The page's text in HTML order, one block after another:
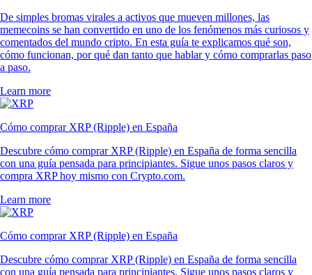
De simples bromas virales a activos que mueven millones, las
memecoins se han convertido en uno de los fenómenos más curiosos y
comentados del mundo cripto. En esta guía te explicamos qué son,
cómo funcionan, por qué dan tanto que hablar y cómo comprarlas paso
a paso.
Learn more
Cómo comprar XRP (Ripple) en España
Descubre cómo comprar XRP (Ripple) en España de forma sencilla
con una guía pensada para principiantes. Sigue unos pasos claros y
compra XRP hoy mismo con Crypto.com.
Learn more
Cómo comprar XRP (Ripple) en España
Descubre cómo comprar XRP (Ripple) en España de forma sencilla
con una guía pensada para principiantes. Sigue unos pasos claros y